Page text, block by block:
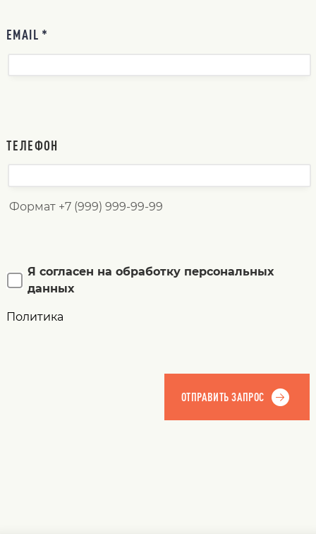
EMAIL *
ТЕЛЕФОН
Формат +7 (999) 999-99-99
Я согласен на обработку персональных
данных
Политика